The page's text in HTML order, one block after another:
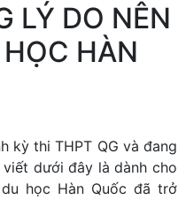
LÝ DO NÊN
HÀN
kỳ thi THPT QG và đang
dưới đây là dành cho
du học Hàn Quốc đã trở